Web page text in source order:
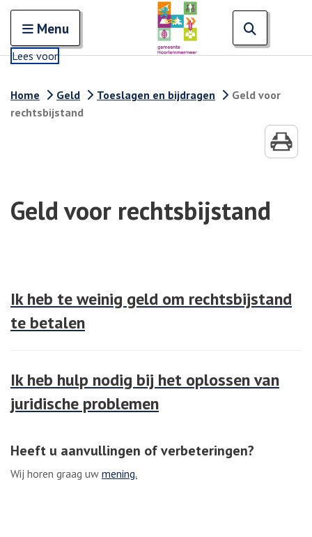
Open en sluit het
Menu
Lees voor
Home Geld Toeslagen en bijdragen
Geld voor
rechtsbijstand
Geld voor rechtsbijstand
Ik heb te weinig geld om rechtsbijstand
te betalen
Ik heb hulp nodig bij het oplossen van
juridische problemen
Heeft u aanvullingen of verbeteringen?
Wij horen graag uw mening.